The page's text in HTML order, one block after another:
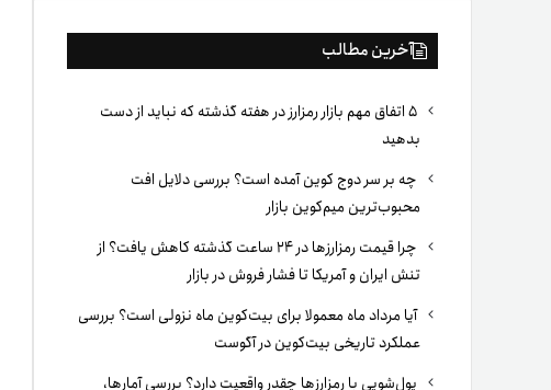
آخرین مطالب
۵ اتفاق مهم بازار رمزارز در هفته گذشته که نباید از دست
بدهید
چه بر سر دوج کوین آمده است؟ بررسی دلایل افت
محبوب‌ترین میم‌کوین بازار
چرا قیمت رمزارزها در ۲۴ ساعت گذشته کاهش یافت؟ از
تنش ایران و آمریکا تا فشار فروش در بازار
آیا مرداد ماه معمولا برای بیت‌کوین ماه نزولی است؟ بررسی
عملکرد تاریخی بیت‌کوین در آگوست
پول‌شویی با رمزارزها چقدر واقعیت دارد؟ بررسی آمارها،